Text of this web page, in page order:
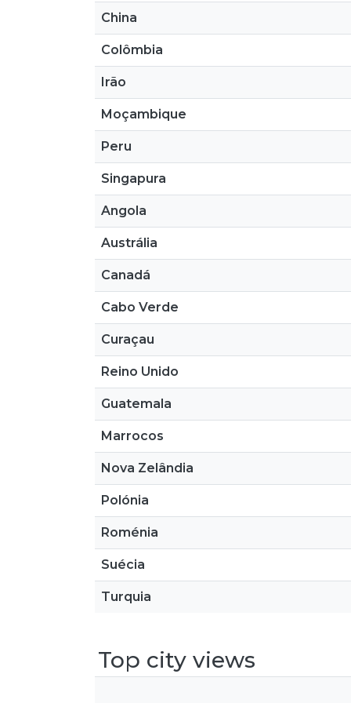
China
Colômbia
Irão
Moçambique
Peru
Singapura
Angola
Austrália
Canadá
Cabo Verde
Curaçau
Reino Unido
Guatemala
Marrocos
Nova Zelândia
Polónia
Roménia
Suécia
Turquia
Top city views